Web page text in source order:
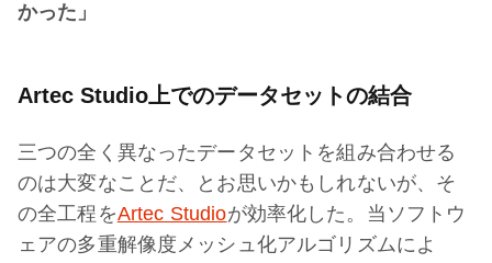
かった」
Artec Studio上でのデータセットの結合
三つの全く異なったデータセットを組み合わせる
のは大変なことだ、とお思いかもしれないが、そ
の全工程をArtec Studioが効率化した。当ソフトウ
ェアの多重解像度メッシュ化アルゴリズムによ